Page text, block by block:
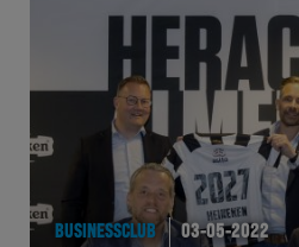
BUSINESSCLUB 03-05-2022